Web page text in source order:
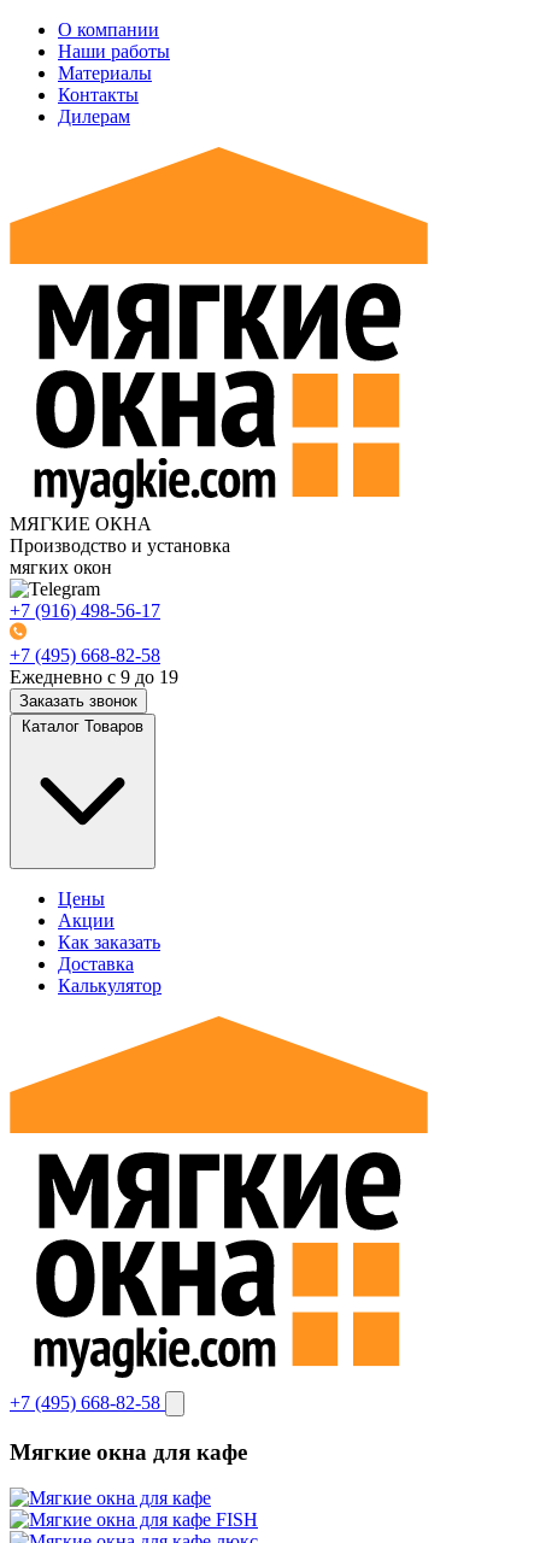
О компании
Наши работы
Материалы
Контакты
Дилерам
МЯГКИЕ ОКНА
Производство и установка
мягких окон
+7 (916) 498-56-17
+7 (495) 668-82-58
Ежедневно с 9 до 19
Заказать звонок
Каталог Товаров
Цены
Акции
Как заказать
Доставка
Калькулятор
+7 (495) 668-82-58
Мягкие окна для кафе